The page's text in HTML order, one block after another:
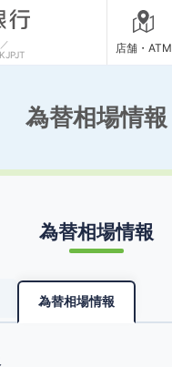
店舗・ATM
為替相場情報
為替相場情報
為替相場情報